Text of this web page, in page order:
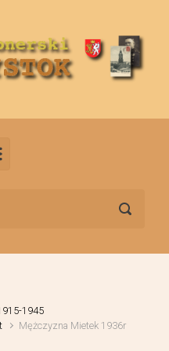
1945
Mężczyzna Mietek 1936r